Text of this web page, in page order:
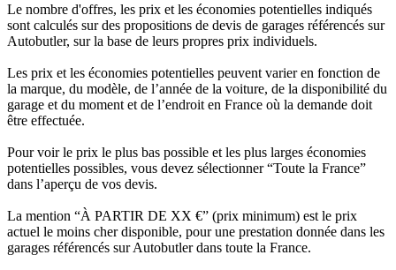
Le nombre d'offres, les prix et les économies potentielles indiqués
sont calculés sur des propositions de devis de garages référencés sur
Autobutler, sur la base de leurs propres prix individuels.
Les prix et les économies potentielles peuvent varier en fonction de
la marque, du modèle, de l’année de la voiture, de la disponibilité du
garage et du moment et de l’endroit en France où la demande doit
être effectuée.
Pour voir le prix le plus bas possible et les plus larges économies
potentielles possibles, vous devez sélectionner “Toute la France”
dans l’aperçu de vos devis.
La mention “À PARTIR DE XX €” (prix minimum) est le prix
actuel le moins cher disponible, pour une prestation donnée dans les
garages référencés sur Autobutler dans toute la France.